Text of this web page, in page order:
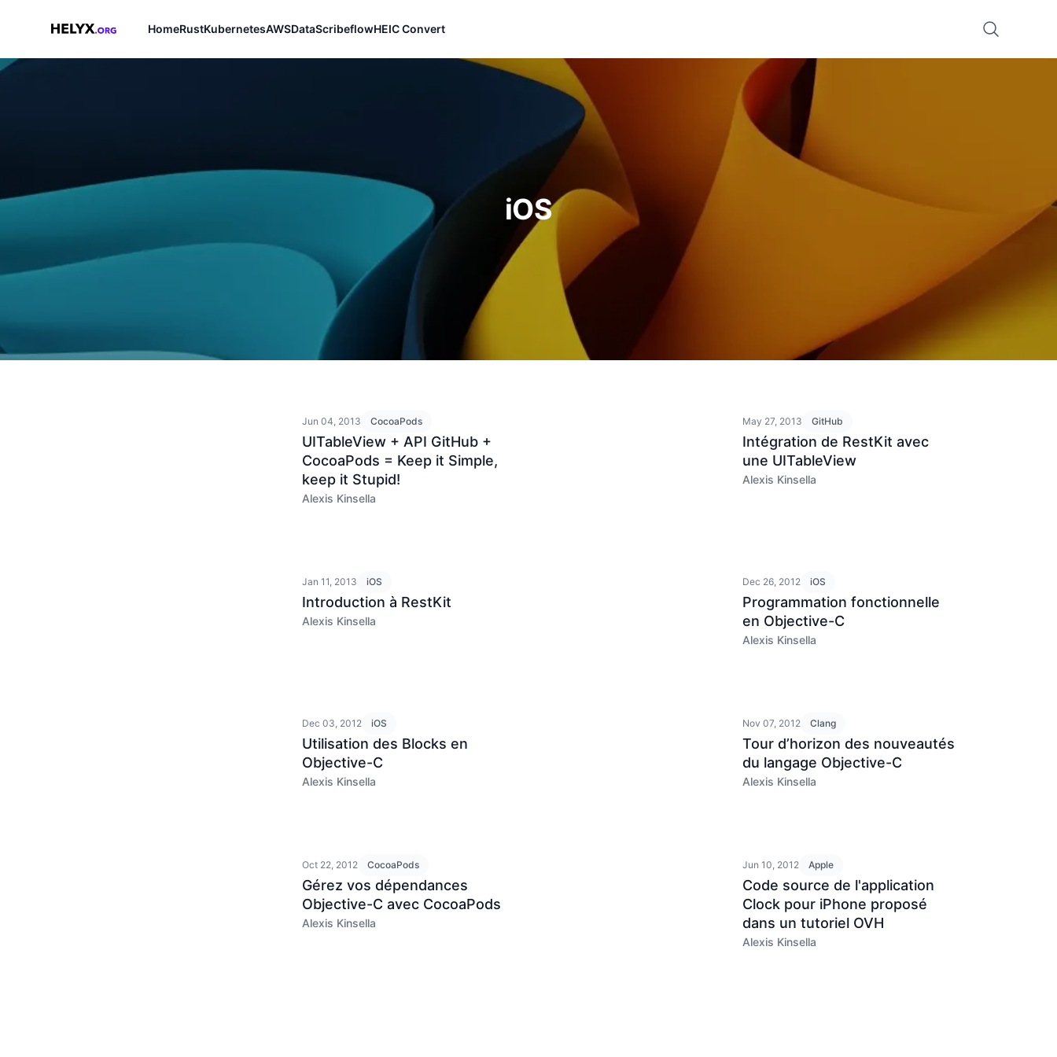
Helyx.org HomeRustKubernetesAWSDataScribeflowHEIC Convert
iOS
Jun 04, 2013 CocoaPods
UITableView + API GitHub +
CocoaPods = Keep it Simple,
keep it Stupid!
Alexis Kinsella
May 27, 2013 GitHub
Intégration de RestKit avec
une UITableView
Alexis Kinsella
Jan 11, 2013 iOS
Introduction à RestKit
Alexis Kinsella
Dec 26, 2012 iOS
Programmation fonctionnelle
en Objective-C
Alexis Kinsella
Dec 03, 2012 iOS
Utilisation des Blocks en
Objective-C
Alexis Kinsella
Nov 07, 2012 Clang
Tour d’horizon des nouveautés
du langage Objective-C
Alexis Kinsella
Oct 22, 2012 CocoaPods
Gérez vos dépendances
Objective-C avec CocoaPods
Alexis Kinsella
Jun 10, 2012 Apple
Code source de l'application
Clock pour iPhone proposé
dans un tutoriel OVH
Alexis Kinsella